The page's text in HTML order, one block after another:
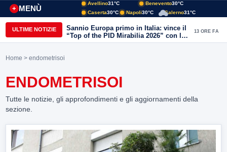
MENÙ
+
Avellino31°C Benevento30°C
Caserta30°C Napoli30°C Salerno31°C
ULTIME NOTIZIE
Sannio Europa primo in Italia: vince il
“Top of the PID Mirabilia 2026” con la
realtà virtuale nei musei del Sannio
13 ORE FA
Home > endometrisoi
ENDOMETRISOI
Tutte le notizie, gli approfondimenti e gli aggiornamenti della
sezione.